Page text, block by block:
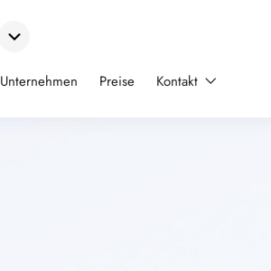
Unternehmen Preise Kontakt